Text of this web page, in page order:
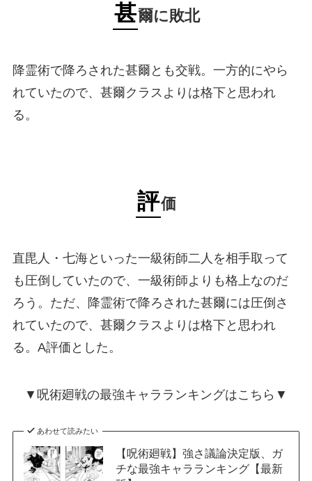
甚爾に敗北
降霊術で降ろされた甚爾とも交戦。一方的にやら
れていたので、甚爾クラスよりは格下と思われ
る。
評価
直毘人・七海といった一級術師二人を相手取って
も圧倒していたので、一級術師よりも格上なのだ
ろう。ただ、降霊術で降ろされた甚爾には圧倒さ
れていたので、甚爾クラスよりは格下と思われ
る。A評価とした。
▼呪術廻戦の最強キャラランキングはこちら▼
あわせて読みたい
【呪術廻戦】強さ議論決定版、ガ
チな最強キャラランキング【最新